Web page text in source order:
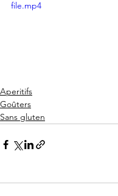
file.mp4
Aperitifs
Goûters
Sans gluten